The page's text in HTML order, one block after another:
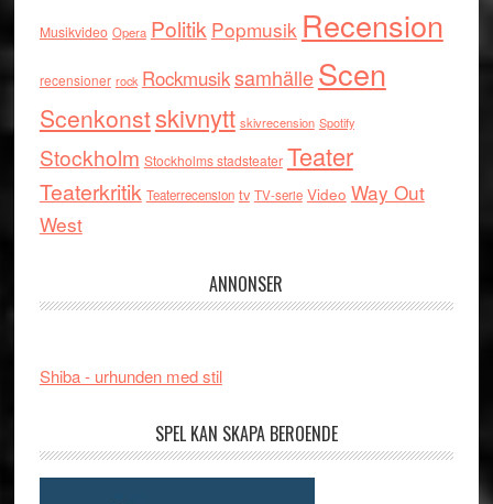
Musikvideo Opera Politik Popmusik Recension
recensioner rock RockmusiksamhälleScen
Scenkonstskivnytt skivrecension Spotify
Stockholm Stockholms stadsteater Teater
Teaterkritik Teaterrecension tv TV-serie Video Way Out
West
ANNONSER
Shiba - urhunden med stil
SPEL KAN SKAPA BEROENDE